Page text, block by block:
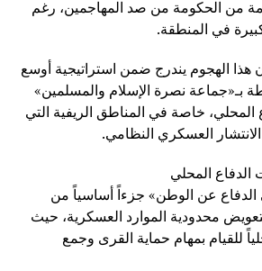
من الحكومة من صد المهاجمين، رغم
في المنطقة.
هذا الهجوم يندرج ضمن استراتيجية أوسع
بـ«جماعة نصرة الإسلام والمسلمين»
خاصة في المناطق الريفية التي
العسكري النظامي.
الدفاع المحلي
عن الوطن» جزءاً أساسياً من
محدودية الموارد العسكرية، حيث
للقيام بمهام حماية القرى وجمع